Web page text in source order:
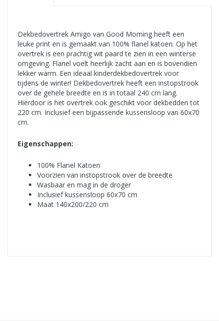
Dekbedovertrek Amigo van Good Morning heeft een
leuke print en is gemaakt van 100% flanel katoen. Op het
overtrek is een prachtig wit paard te zien in een winterse
omgeving. Flanel voelt heerlijk zacht aan en is bovendien
lekker warm. Een ideaal kinderdekbedovertrek voor
tijdens de winter! Dekbedovertrek heeft een instopstrook
over de gehele breedte en is in totaal 240 cm lang.
Hierdoor is het overtrek ook geschikt voor dekbedden tot
220 cm. Inclusief een bijpassende kussensloop van 60x70
cm.
Eigenschappen:
100% Flanel Katoen
Voorzien van instopstrook over de breedte
Wasbaar en mag in de droger
Inclusief kussensloop 60x70 cm
Maat 140x200/220 cm